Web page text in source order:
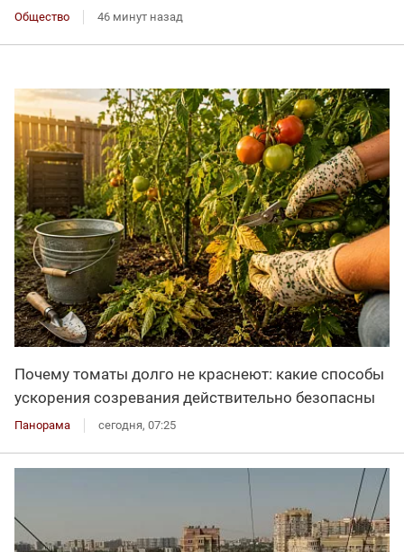
Общество 46 минут назад
Почему томаты долго не краснеют: какие способы
ускорения созревания действительно безопасны
Панорама сегодня, 07:25